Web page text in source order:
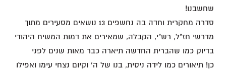
שחשבנו!
סדרה מחקרית וחדה בה נחשפים 13 נושאים מסעירים מתוך
מדרשי חז"ל, רש"י, הקבלה, שמאירים את דמות המשיח היהודי
בדיוק כמו שהברית החדשה תיארה כבר מאות שנים לפני
כן! תיאורים כמו לידה ניסית, בנו של ה' וקיום נצחי עימו ואפילו